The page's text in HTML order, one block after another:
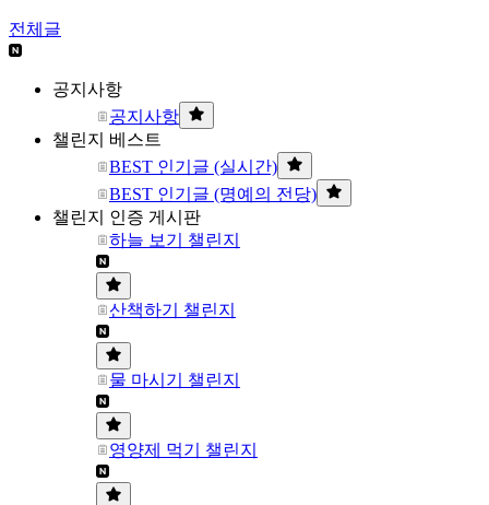
전체글
공지사항
공지사항
챌린지 베스트
BEST 인기글 (실시간)
BEST 인기글 (명예의 전당)
챌린지 인증 게시판
하늘 보기 챌린지
산책하기 챌린지
물 마시기 챌린지
영양제 먹기 챌린지